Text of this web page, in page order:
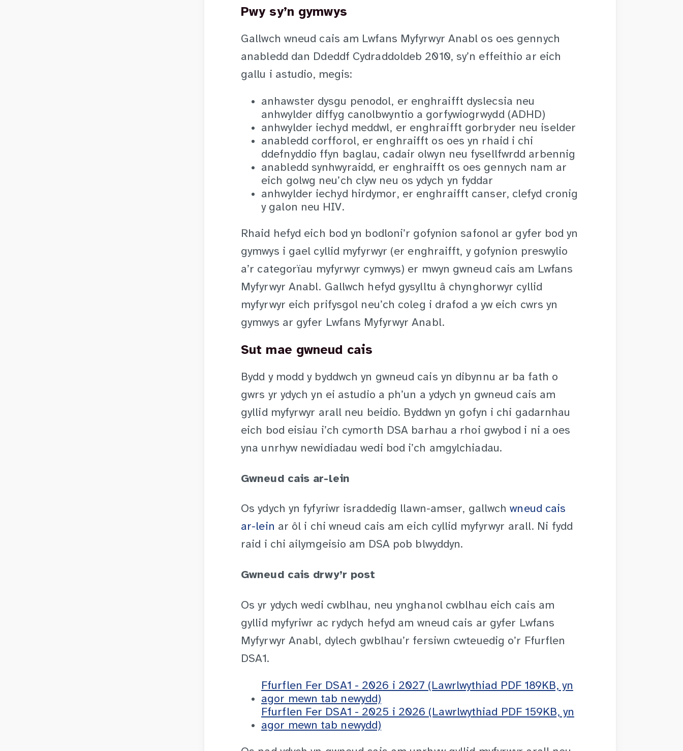
Pwy sy’n gymwys
Gallwch wneud cais am Lwfans Myfyrwyr Anabl os oes gennych
anabledd dan Ddeddf Cydraddoldeb 2010, sy’n effeithio ar eich
gallu i astudio, megis:
anhawster dysgu penodol, er enghraifft dyslecsia neu
anhwylder diffyg canolbwyntio a gorfywiogrwydd (ADHD)
anhwylder iechyd meddwl, er enghraifft gorbryder neu iselder
anabledd corfforol, er enghraifft os oes yn rhaid i chi
ddefnyddio ffyn baglau, cadair olwyn neu fysellfwrdd arbennig
anabledd synhwyraidd, er enghraifft os oes gennych nam ar
eich golwg neu’ch clyw neu os ydych yn fyddar
anhwylder iechyd hirdymor, er enghraifft canser, clefyd cronig
y galon neu HIV.
Rhaid hefyd eich bod yn bodloni’r gofynion safonol ar gyfer bod yn
gymwys i gael cyllid myfyrwyr (er enghraifft, y gofynion preswylio
a’r categorïau myfyrwyr cymwys) er mwyn gwneud cais am Lwfans
Myfyrwyr Anabl. Gallwch hefyd gysylltu â chynghorwyr cyllid
myfyrwyr eich prifysgol neu’ch coleg i drafod a yw eich cwrs yn
gymwys ar gyfer Lwfans Myfyrwyr Anabl.
Sut mae gwneud cais
Bydd y modd y byddwch yn gwneud cais yn dibynnu ar ba fath o
gwrs yr ydych yn ei astudio a ph’un a ydych yn gwneud cais am
gyllid myfyrwyr arall neu beidio. Byddwn yn gofyn i chi gadarnhau
eich bod eisiau i’ch cymorth DSA barhau a rhoi gwybod i ni a oes
yna unrhyw newidiadau wedi bod i’ch amgylchiadau.
Gwneud cais ar-lein
Os ydych yn fyfyriwr israddedig llawn-amser, gallwchwneud cais
ar-lein ar ôl i chi wneud cais am eich cyllid myfyrwyr arall. Ni fydd
raid i chi ailymgeisio am DSA pob blwyddyn.
Gwneud cais drwy’r post
Os yr ydych wedi cwblhau, neu ynghanol cwblhau eich cais am
gyllid myfyriwr ac rydych hefyd am wneud cais ar gyfer Lwfans
Myfyrwyr Anabl, dylech gwblhau’r fersiwn cwteuedig o’r Ffurflen
DSA1.
Ffurflen Fer DSA1 - 2026 i 2027 (Lawrlwythiad PDF 189KB, yn
agor mewn tab newydd)
Ffurflen Fer DSA1 - 2025 i 2026 (Lawrlwythiad PDF 159KB, yn
agor mewn tab newydd)